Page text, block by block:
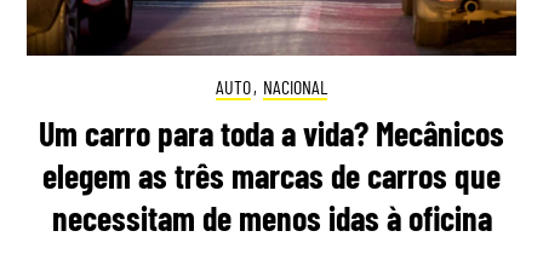
AUTO, NACIONAL
Um carro para toda a vida? Mecânicos
elegem as três marcas de carros que
necessitam de menos idas à oficina